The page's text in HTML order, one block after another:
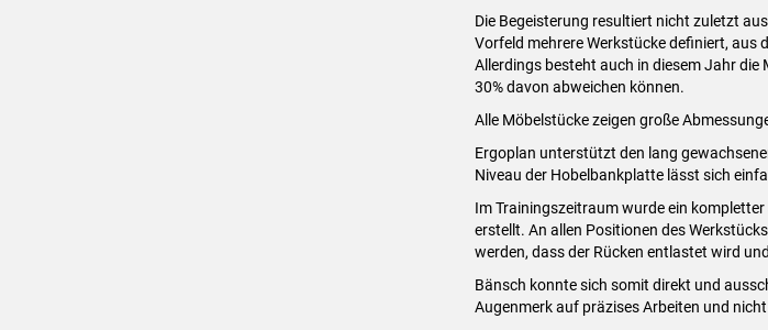
Die Begeisterung resultiert nicht zuletzt
Vorfeld mehrere Werkstücke definiert, aus
Allerdings besteht auch in diesem Jahr
30% davon abweichen können.
Alle Möbelstücke zeigen große
Ergoplan unterstützt den lang
Niveau der Hobelbankplatte lässt sich
Im Trainingszeitraum wurde ein
erstellt. An allen Positionen des
werden, dass der Rücken entlastet wird
Bänsch konnte sich somit direkt und
Augenmerk auf präzises Arbeiten und